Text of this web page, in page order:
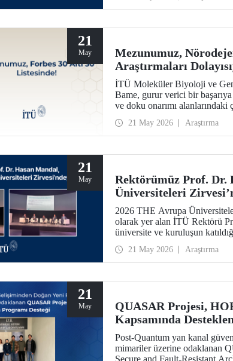
21
May
Mezunumuz,
Araştırmaları
Listesinde!
İTÜ Moleküler Biyoloji ve
Bame, gurur verici bir
ve doku onarımı alanlarındaki
listesine seçildi.
21 May 2026 Araştırma
21
May
Rektörümüz Prof. Dr.
Üniversiteleri
2026 THE Avrupa
olarak yer alan İTÜ Rektörü
üniversite ve kuruluşun
21 May 2026 Araştırma
21
May
QUASAR Projesi,
Kapsamında
Post-Quantum yan kanal
mimariler üzerine odaklanan
Secure and Fault-Resistant